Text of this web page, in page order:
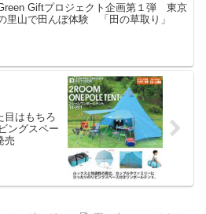
Giftプロジェクト企画第１弾 東京
里山で田んぼ体験 「田の草取り」
目はもちろ
ングスペー
売